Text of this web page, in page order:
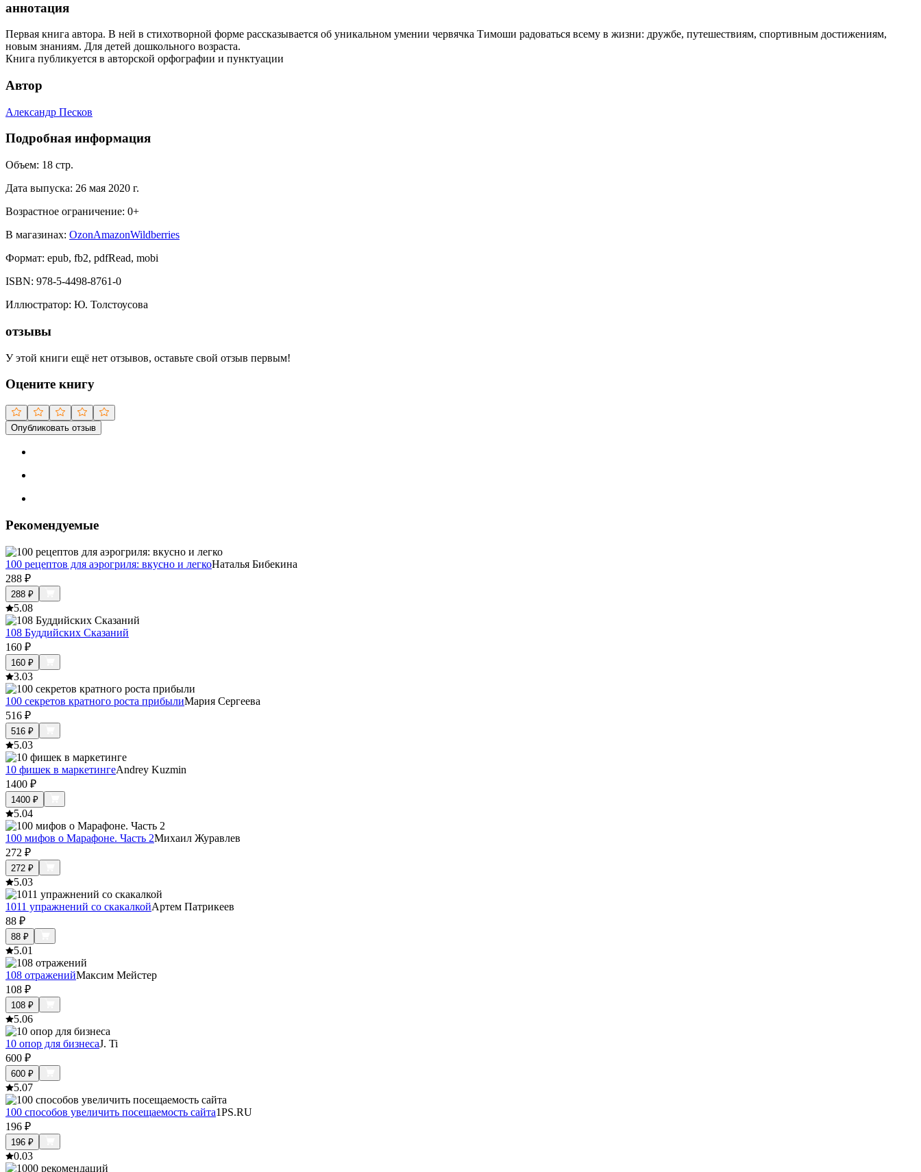
аннотация
Первая книга автора. В ней в стихотворной форме рассказывается об уникальном умении червячка Тимоши радоваться всему в жизни: дружбе, путешествиям, спортивным достижениям,
новым знаниям. Для детей дошкольного возраста.
Книга публикуется в авторской орфографии и пунктуации
Автор
Александр Песков
Подробная информация
Объем: 18 стр.
Дата выпуска: 26 мая 2020 г.
Возрастное ограничение: 0+
В магазинах: OzonAmazonWildberries
Формат: epub, fb2, pdfRead, mobi
ISBN: 978-5-4498-8761-0
Иллюстратор: Ю. Толстоусова
отзывы
У этой книги ещё нет отзывов, оставьте свой отзыв первым!
Оцените книгу
Опубликовать отзыв
Рекомендуемые
100 рецептов для аэрогриля: вкусно и легкоНаталья Бибекина
288 ₽
288 ₽
5.08
108 Буддийских Сказаний
160 ₽
160 ₽
3.03
100 секретов кратного роста прибылиМария Сергеева
516 ₽
516 ₽
5.03
10 фишек в маркетингеAndrey Kuzmin
1400 ₽
1400 ₽
5.04
100 мифов о Марафоне. Часть 2Михаил Журавлев
272 ₽
272 ₽
5.03
1011 упражнений со скакалкойАртем Патрикеев
88 ₽
88 ₽
5.01
108 отраженийМаксим Мейстер
108 ₽
108 ₽
5.06
10 опор для бизнесаJ. Ti
600 ₽
600 ₽
5.07
100 способов увеличить посещаемость сайта1PS.RU
196 ₽
196 ₽
0.03